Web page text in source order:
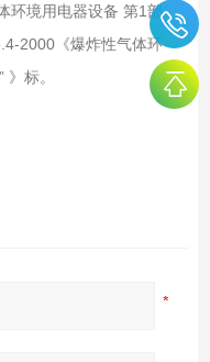
环境用电器设备 第1部
2000《爆炸性气体环
标。